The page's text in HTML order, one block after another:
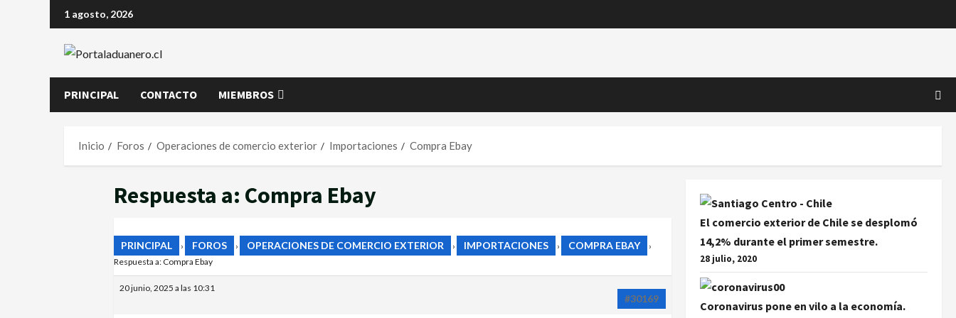
1 agosto, 2026
PRINCIPAL CONTACTO MIEMBROS
Inicio Foros Operaciones de comercio exterior Importaciones Compra Ebay
Respuesta a: Compra Ebay
PRINCIPAL › FOROS › OPERACIONES DE COMERCIO EXTERIOR › IMPORTACIONES › COMPRA EBAY
›
Respuesta a: Compra Ebay
20 junio, 2025 a las 10:31
#30169
El comercio exterior de Chile se desplomó
14,2% durante el primer semestre.
28 julio, 2020
Coronavirus pone en vilo a la economía.